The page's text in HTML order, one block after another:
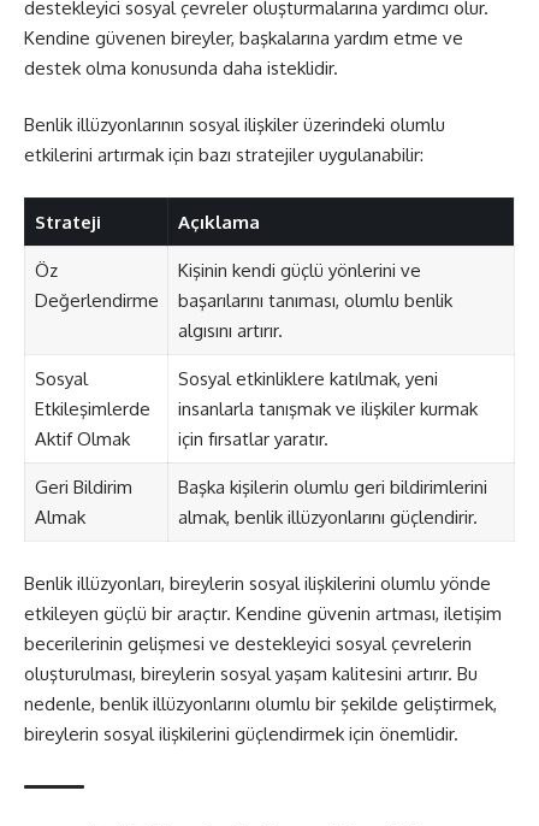
destekleyici sosyal çevreler oluşturmalarına yardımcı olur.
Kendine güvenen bireyler, başkalarına yardım etme ve
destek olma konusunda daha isteklidir.
Benlik illüzyonlarının sosyal ilişkiler üzerindeki olumlu
etkilerini artırmak için bazı stratejiler uygulanabilir:
Strateji Açıklama
Öz
Değerlendirme
Kişinin kendi güçlü yönlerini ve
başarılarını tanıması, olumlu benlik
algısını artırır.
Sosyal
Etkileşimlerde
Aktif Olmak
Sosyal etkinliklere katılmak, yeni
insanlarla tanışmak ve ilişkiler kurmak
için fırsatlar yaratır.
Geri Bildirim
Almak
Başka kişilerin olumlu geri bildirimlerini
almak, benlik illüzyonlarını güçlendirir.
Benlik illüzyonları, bireylerin sosyal ilişkilerini olumlu yönde
etkileyen güçlü bir araçtır. Kendine güvenin artması, iletişim
becerilerinin gelişmesi ve destekleyici sosyal çevrelerin
oluşturulması, bireylerin sosyal yaşam kalitesini artırır. Bu
nedenle, benlik illüzyonlarını olumlu bir şekilde geliştirmek,
bireylerin sosyal ilişkilerini güçlendirmek için önemlidir.